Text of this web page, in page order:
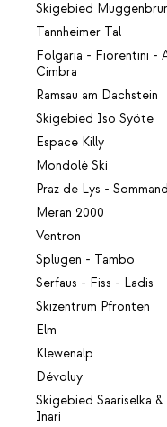
Skigebied
Tannheimer Tal
Folgaria - Fiorentini -
Cimbra
Ramsau am Dachstein
Skigebied Iso Syöte
Espace Killy
Mondolè Ski
Praz de Lys - Sommand
Meran 2000
Ventron
Splügen - Tambo
Serfaus - Fiss - Ladis
Skizentrum Pfronten
Elm
Klewenalp
Dévoluy
Skigebied Saariselka &
Inari